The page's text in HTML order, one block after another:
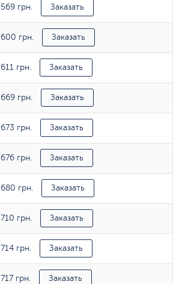
569 грн. Заказать
600 грн. Заказать
611 грн. Заказать
669 грн. Заказать
673 грн. Заказать
676 грн. Заказать
680 грн. Заказать
710 грн. Заказать
714 грн. Заказать
717 грн. Заказать